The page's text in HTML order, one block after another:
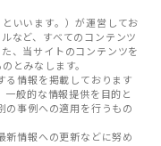
いいます。）が運営してお
など、すべてのコンテンツ
、当サイトのコンテンツを
とみなします。
る情報を掲載しております
般的な情報提供を目的と
の事例への適用を行うもの
新情報への更新などに努め